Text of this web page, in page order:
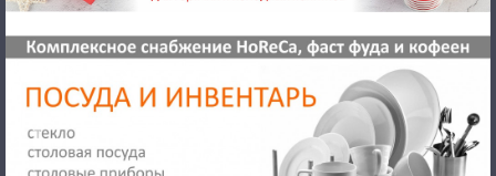
Previous Next